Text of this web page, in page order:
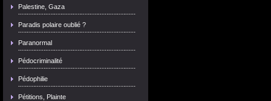
Palestine, Gaza
Paradis polaire oublié ?
Paranormal
Pédocriminalité
Pédophilie
Pétitions, Plainte